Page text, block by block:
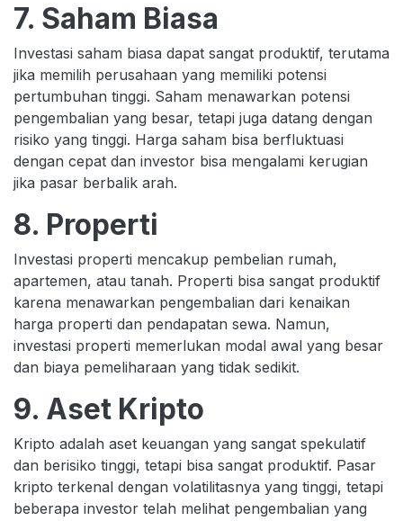
7. Saham Biasa
Investasi saham biasa dapat sangat produktif, terutama
jika memilih perusahaan yang memiliki potensi
pertumbuhan tinggi. Saham menawarkan potensi
pengembalian yang besar, tetapi juga datang dengan
risiko yang tinggi. Harga saham bisa berfluktuasi
dengan cepat dan investor bisa mengalami kerugian
jika pasar berbalik arah.
8. Properti
Investasi properti mencakup pembelian rumah,
apartemen, atau tanah. Properti bisa sangat produktif
karena menawarkan pengembalian dari kenaikan
harga properti dan pendapatan sewa. Namun,
investasi properti memerlukan modal awal yang besar
dan biaya pemeliharaan yang tidak sedikit.
9. Aset Kripto
Kripto adalah aset keuangan yang sangat spekulatif
dan berisiko tinggi, tetapi bisa sangat produktif. Pasar
kripto terkenal dengan volatilitasnya yang tinggi, tetapi
beberapa investor telah melihat pengembalian yang